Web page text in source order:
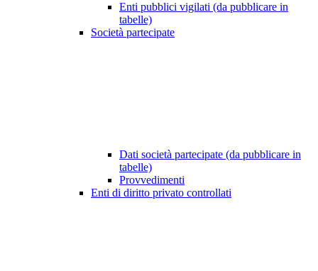
Enti pubblici vigilati (da pubblicare in
tabelle)
Società partecipate
Dati società partecipate (da pubblicare in
tabelle)
Provvedimenti
Enti di diritto privato controllati